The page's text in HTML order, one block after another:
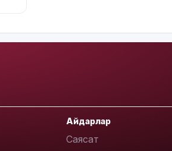
Айдарлар
Саясат